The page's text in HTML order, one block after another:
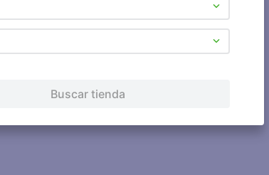
Buscar tienda